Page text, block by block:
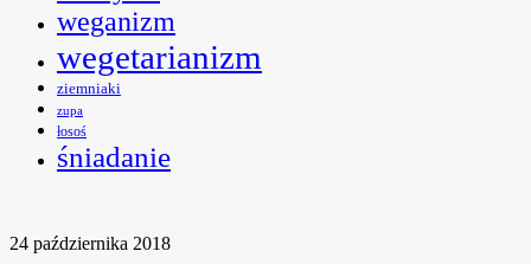
weganizm
wegetarianizm
ziemniaki
zupa
łosoś
śniadanie
24 października 2018